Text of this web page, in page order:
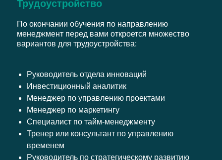
Трудоустройство
По окончании обучения по направлению
менеджмент перед вами откроется множество
вариантов для трудоустройства:
Руководитель отдела инноваций
Инвестиционный аналитик
Менеджер по управлению проектами
Менеджер по маркетингу
Специалист по тайм-менеджменту
Тренер или консультант по управлению
временем
Руководитель по стратегическому развитию